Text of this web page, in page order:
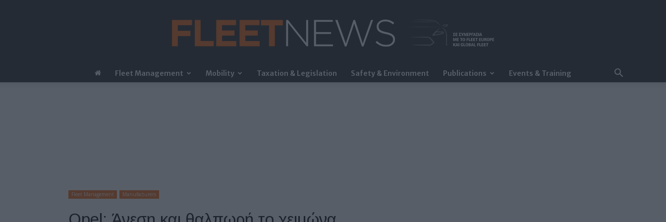
FleetNews
Fleet Management Mobility Taxation & Legislation Safety & Environment Publications Events & Training
Fleet Management Manufacturers